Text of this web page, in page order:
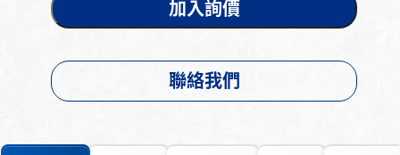
加入詢價
聯絡我們